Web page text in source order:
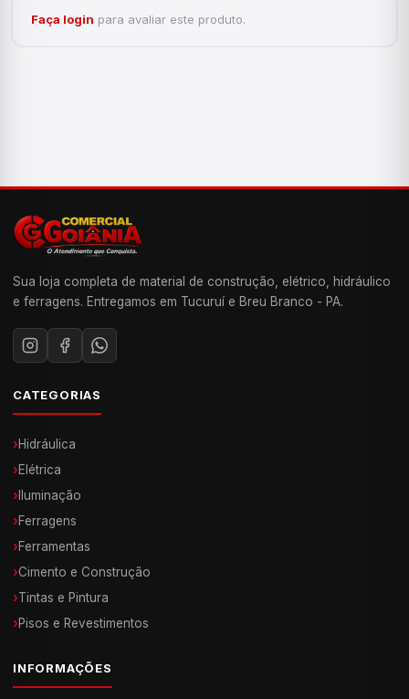
Faça login para avaliar este produto.
Sua loja completa de material de construção, elétrico, hidráulico
e ferragens. Entregamos em Tucuruí e Breu Branco - PA.
CATEGORIAS
›Hidráulica
›Elétrica
› Iluminação
›Ferragens
›Ferramentas
›Cimento e Construção
›Tintas e Pintura
›Pisos e Revestimentos
INFORMAÇÕES